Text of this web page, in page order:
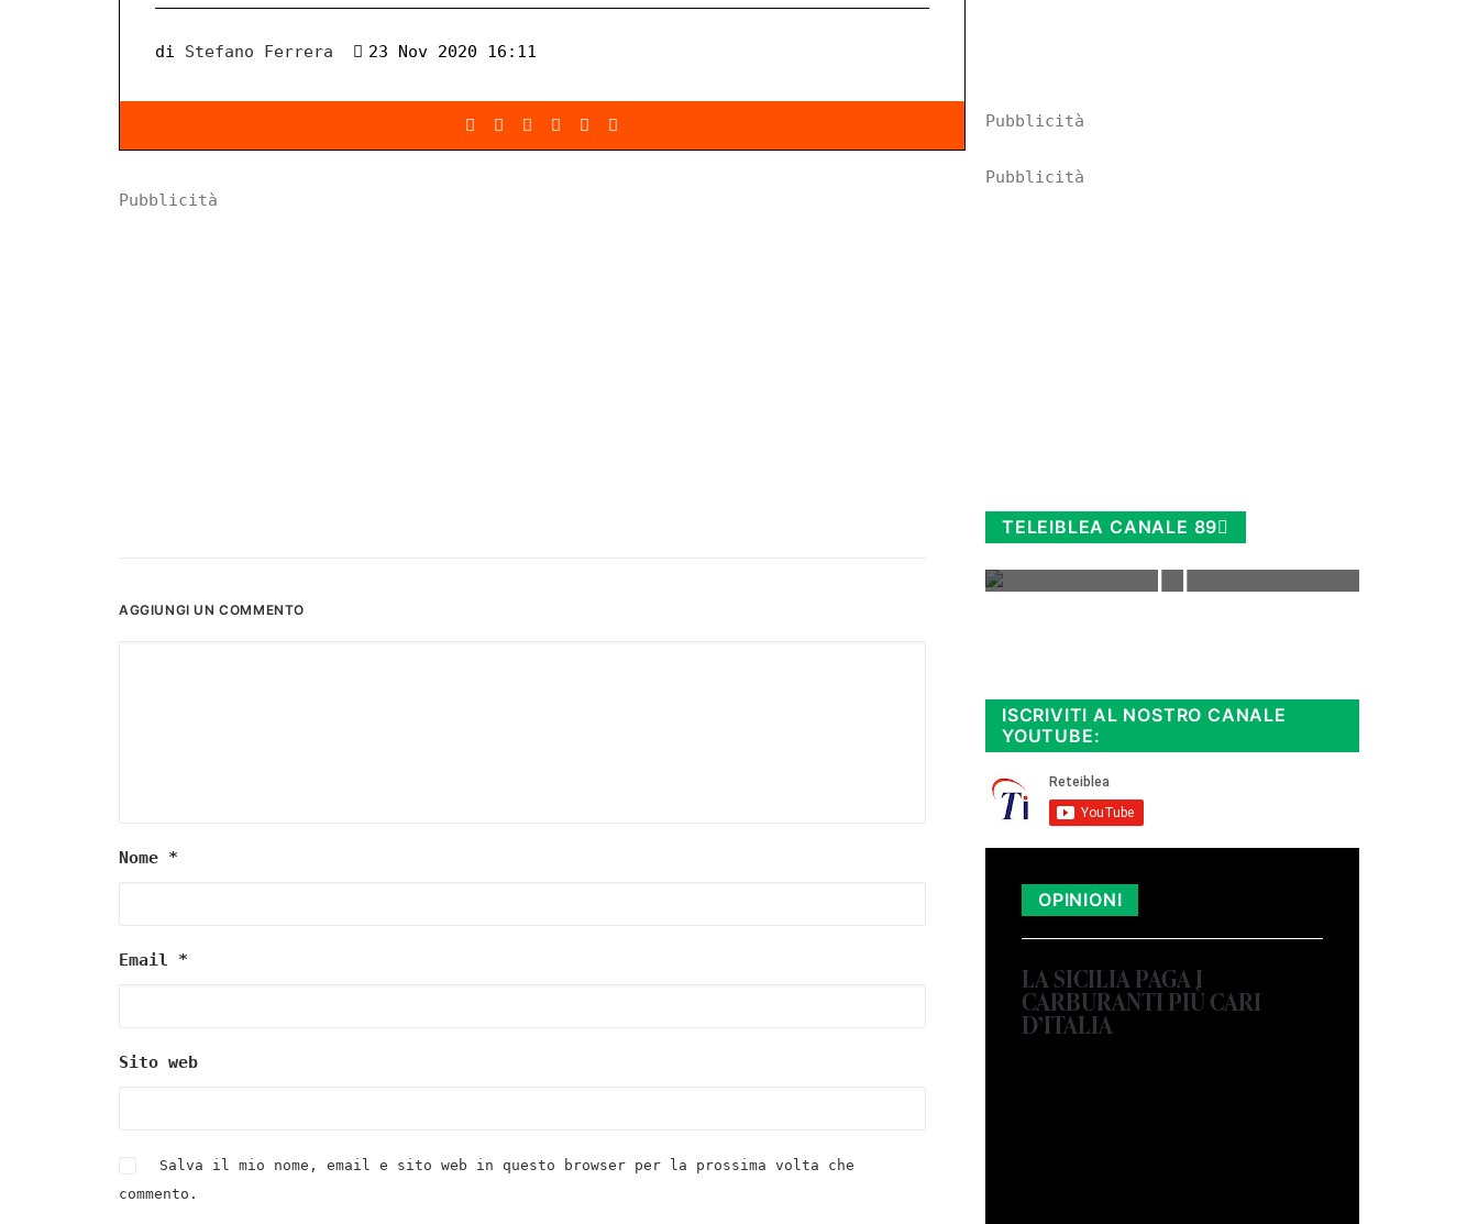
di Stefano Ferrera 23 Nov 2020 16:11
Pubblicità
AGGIUNGI UN COMMENTO
Nome *
Email *
Sito web
Salva il mio nome, email e sito web in questo browser per la prossima volta che
commento.
Pubblicità
Pubblicità
TELEIBLEA CANALE 89
ISCRIVITI AL NOSTRO CANALE
YOUTUBE:
OPINIONI
LA SICILIA PAGA I
CARBURANTI PIÙ CARI
D’ITALIA